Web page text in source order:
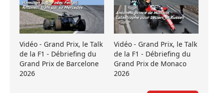
Vidéo - Grand Prix, le Talk
de la F1 - Débriefing du
Grand Prix de Barcelone
2026
Vidéo - Grand Prix, le Talk
de la F1 - Débriefing du
Grand Prix de Monaco
2026